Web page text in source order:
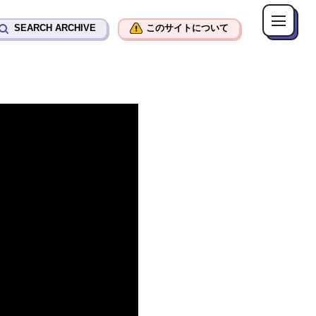
SEARCH ARCHIVE このサイトについて